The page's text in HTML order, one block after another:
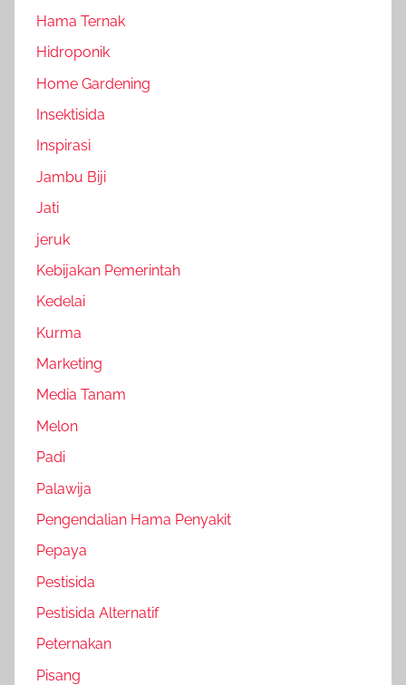
Hama Ternak
Hidroponik
Home Gardening
Insektisida
Inspirasi
Jambu Biji
Jati
jeruk
Kebijakan Pemerintah
Kedelai
Kurma
Marketing
Media Tanam
Melon
Padi
Palawija
Pengendalian Hama Penyakit
Pepaya
Pestisida
Pestisida Alternatif
Peternakan
Pisang